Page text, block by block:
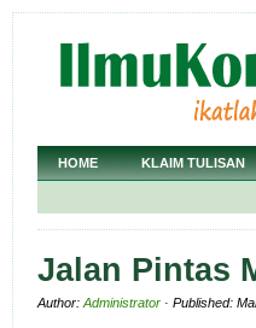
HOME KLAIM TULISAN
Jalan Pintas
Author: Administrator · Published: